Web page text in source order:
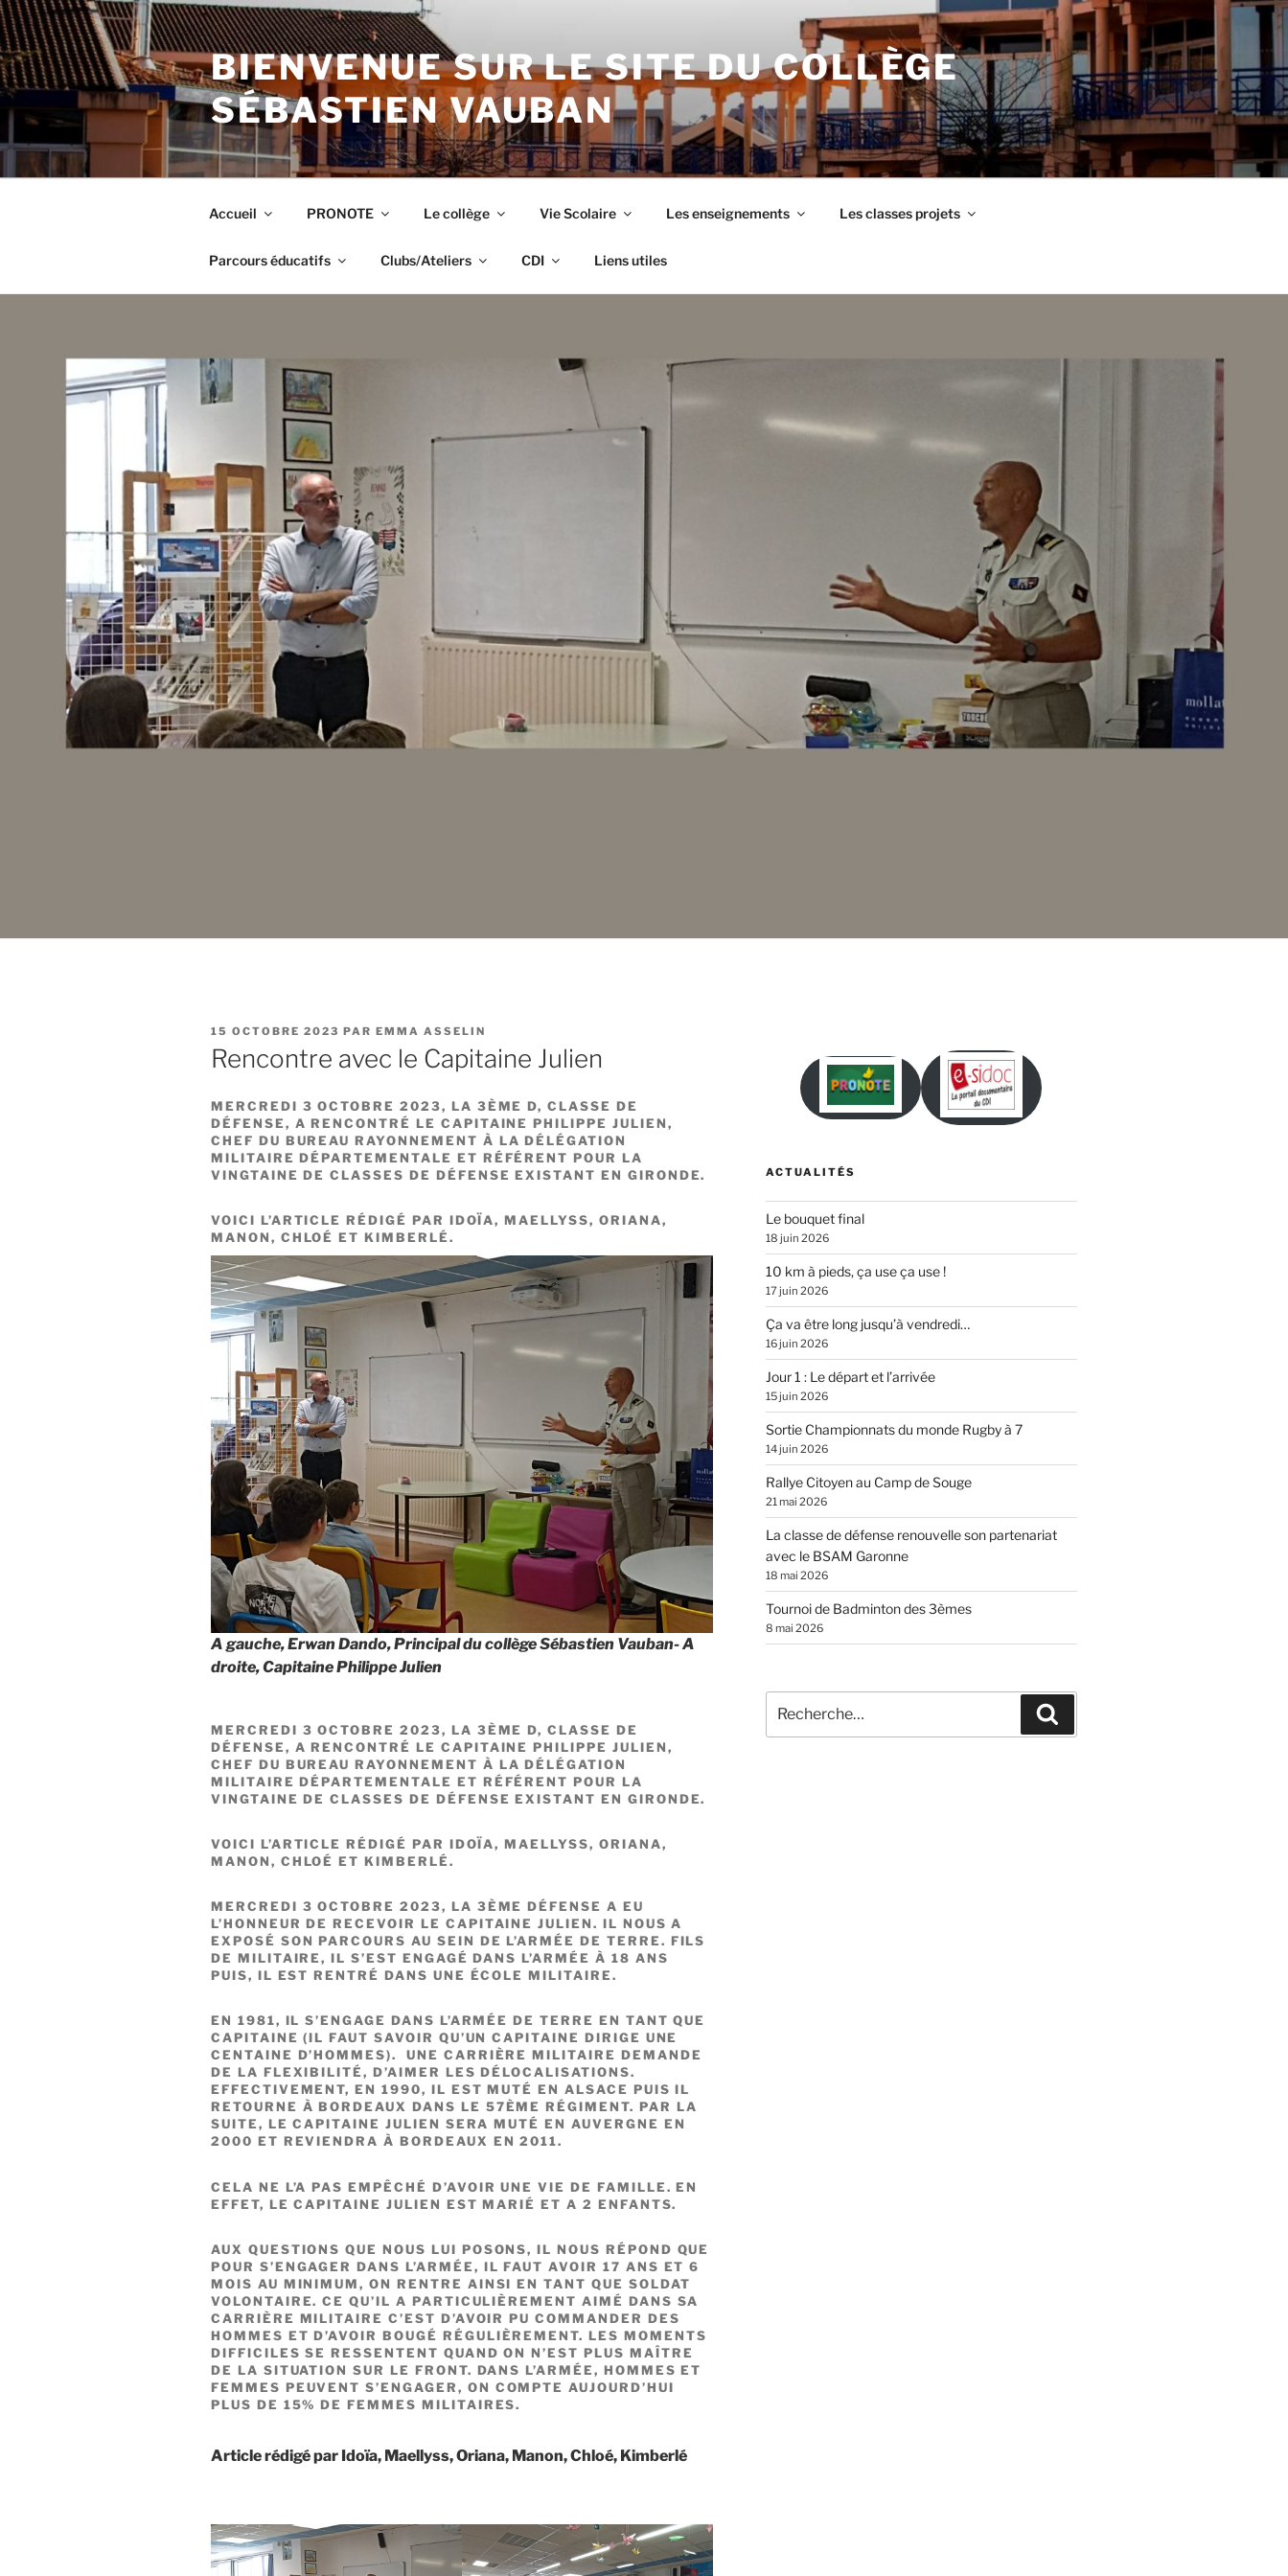
Aller
au
contenu
principal
BIENVENUE SUR LE SITE DU COLLÈGE
SÉBASTIEN VAUBAN
Accueil PRONOTE Le collège Vie Scolaire Les enseignements Les classes projets
Parcours éducatifs Clubs/Ateliers CDI Liens utiles
PUBLIÉ
LE
15 OCTOBRE 2023 PAR EMMA ASSELIN
Rencontre avec le Capitaine Julien
MERCREDI 3 OCTOBRE 2023, LA 3ÈME D, CLASSE DE
DÉFENSE, A RENCONTRÉ LE CAPITAINE PHILIPPE JULIEN,
CHEF DU BUREAU RAYONNEMENT À LA DÉLÉGATION
MILITAIRE DÉPARTEMENTALE ET RÉFÉRENT POUR LA
VINGTAINE DE CLASSES DE DÉFENSE EXISTANT EN GIRONDE.
VOICI L’ARTICLE RÉDIGÉ PAR IDOÏA, MAELLYSS, ORIANA,
MANON, CHLOÉ ET KIMBERLÉ.
A gauche, Erwan Dando, Principal du collège Sébastien Vauban- A
droite, Capitaine Philippe Julien
MERCREDI 3 OCTOBRE 2023, LA 3ÈME D, CLASSE DE
DÉFENSE, A RENCONTRÉ LE CAPITAINE PHILIPPE JULIEN,
CHEF DU BUREAU RAYONNEMENT À LA DÉLÉGATION
MILITAIRE DÉPARTEMENTALE ET RÉFÉRENT POUR LA
VINGTAINE DE CLASSES DE DÉFENSE EXISTANT EN GIRONDE.
VOICI L’ARTICLE RÉDIGÉ PAR IDOÏA, MAELLYSS, ORIANA,
MANON, CHLOÉ ET KIMBERLÉ.
MERCREDI 3 OCTOBRE 2023, LA 3ÈME DÉFENSE A EU
L’HONNEUR DE RECEVOIR LE CAPITAINE JULIEN. IL NOUS A
EXPOSÉ SON PARCOURS AU SEIN DE L’ARMÉE DE TERRE. FILS
DE MILITAIRE, IL S’EST ENGAGÉ DANS L’ARMÉE À 18 ANS
PUIS, IL EST RENTRÉ DANS UNE ÉCOLE MILITAIRE.
EN 1981, IL S’ENGAGE DANS L’ARMÉE DE TERRE EN TANT QUE
CAPITAINE (IL FAUT SAVOIR QU’UN CAPITAINE DIRIGE UNE
CENTAINE D’HOMMES). UNE CARRIÈRE MILITAIRE DEMANDE
DE LA FLEXIBILITÉ, D’AIMER LES DÉLOCALISATIONS.
EFFECTIVEMENT, EN 1990, IL EST MUTÉ EN ALSACE PUIS IL
RETOURNE À BORDEAUX DANS LE 57ÈME RÉGIMENT. PAR LA
SUITE, LE CAPITAINE JULIEN SERA MUTÉ EN AUVERGNE EN
2000 ET REVIENDRA À BORDEAUX EN 2011.
CELA NE L’A PAS EMPÊCHÉ D’AVOIR UNE VIE DE FAMILLE. EN
EFFET, LE CAPITAINE JULIEN EST MARIÉ ET A 2 ENFANTS.
AUX QUESTIONS QUE NOUS LUI POSONS, IL NOUS RÉPOND QUE
POUR S’ENGAGER DANS L’ARMÉE, IL FAUT AVOIR 17 ANS ET 6
MOIS AU MINIMUM, ON RENTRE AINSI EN TANT QUE SOLDAT
VOLONTAIRE. CE QU’IL A PARTICULIÈREMENT AIMÉ DANS SA
CARRIÈRE MILITAIRE C’EST D’AVOIR PU COMMANDER DES
HOMMES ET D’AVOIR BOUGÉ RÉGULIÈREMENT. LES MOMENTS
DIFFICILES SE RESSENTENT QUAND ON N’EST PLUS MAÎTRE
DE LA SITUATION SUR LE FRONT. DANS L’ARMÉE, HOMMES ET
FEMMES PEUVENT S’ENGAGER, ON COMPTE AUJOURD’HUI
PLUS DE 15% DE FEMMES MILITAIRES.
Article rédigé par Idoïa, Maellyss, Oriana, Manon, Chloé, Kimberlé
ACTUALITÉS
Le bouquet final
18 juin 2026
10 km à pieds, ça use ça use !
17 juin 2026
Ça va être long jusqu’à vendredi…
16 juin 2026
Jour 1 : Le départ et l’arrivée
15 juin 2026
Sortie Championnats du monde Rugby à 7
14 juin 2026
Rallye Citoyen au Camp de Souge
21 mai 2026
La classe de défense renouvelle son partenariat
avec le BSAM Garonne
18 mai 2026
Tournoi de Badminton des 3èmes
8 mai 2026
pour
: